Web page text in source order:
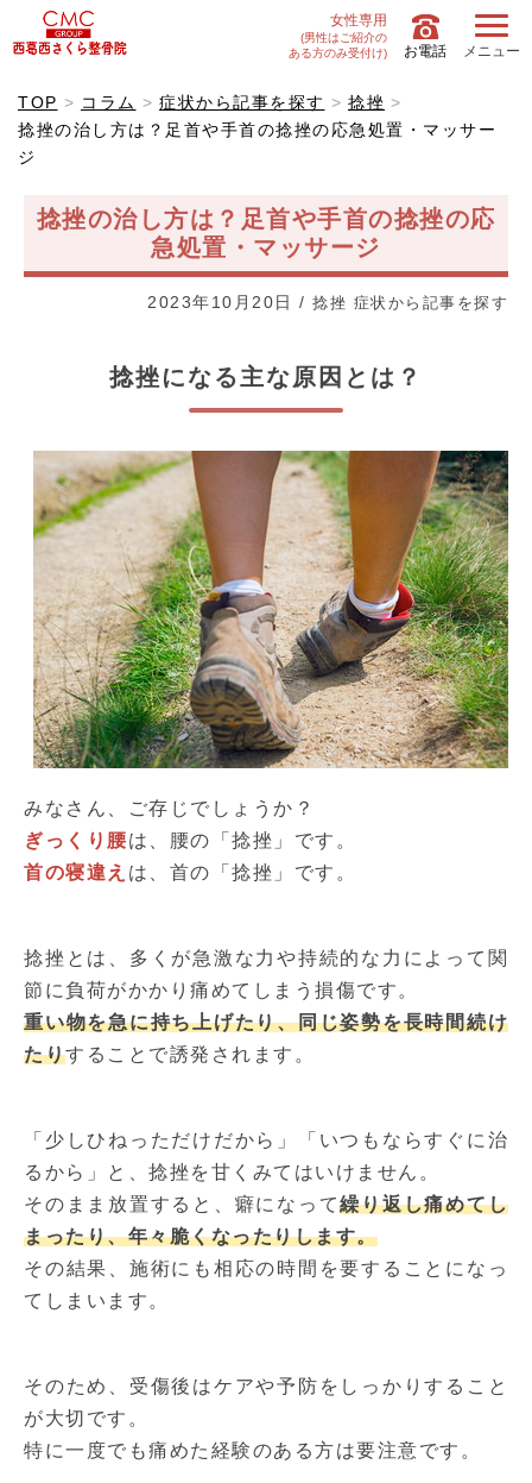
女性専用
(男性はご紹介の
ある方のみ受付け)
お電話 メニュー
TOP コラム 症状から記事を探す
捻挫
捻挫の治し方は？足首や手首の捻挫の応急処置・マッサー
ジ
捻挫の治し方は？足首や手首の捻挫の応
急処置・マッサージ
2023年10月20日 / 捻挫 症状から記事を探す
捻挫になる主な原因とは？
みなさん、ご存じでしょうか？
ぎっくり腰は、腰の「捻挫」です。
首の寝違え は、首の「捻挫」です。
捻挫とは、多くが急激な力や持続的な力によって関
節に負荷がかかり痛めてしまう損傷です。
重い物を急に持ち上げたり、同じ姿勢を長時間続け
たりすることで誘発されます。
「少しひねっただけだから」「いつもならすぐに治
るから」と、捻挫を甘くみてはいけません。
そのまま放置すると、癖になって繰り返し痛めてし
まったり、年々脆くなったりします。
その結果、施術にも相応の時間を要することになっ
てしまいます。
そのため、受傷後はケアや予防をしっかりすること
が大切です。
特に一度でも痛めた経験のある方は要注意です。